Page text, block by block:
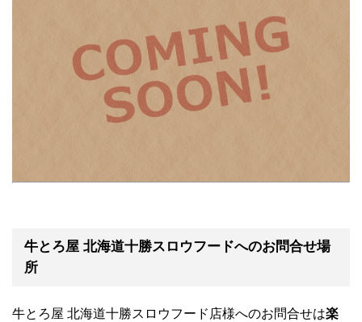
牛とろ屋 北海道十勝スロウフードへのお問合せ場
所
牛とろ屋 北海道十勝スロウフード店様へのお問合せは楽